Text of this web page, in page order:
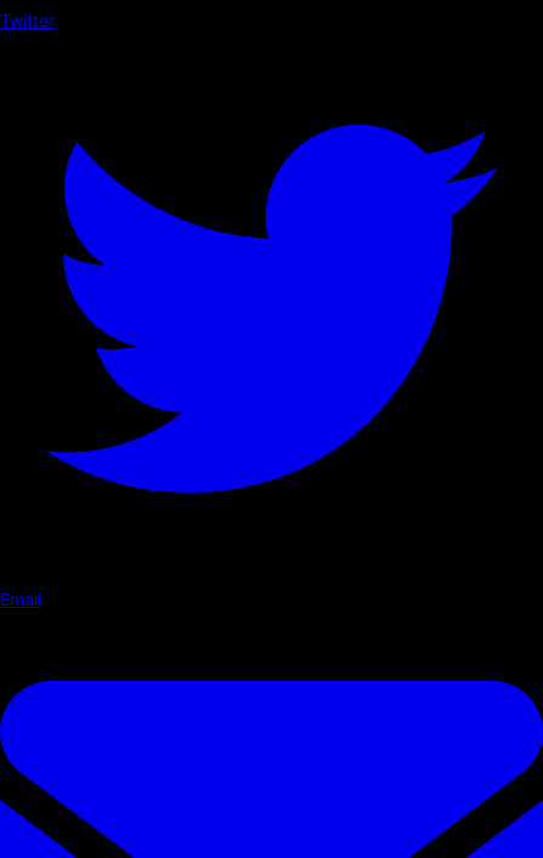
Twitter
Email